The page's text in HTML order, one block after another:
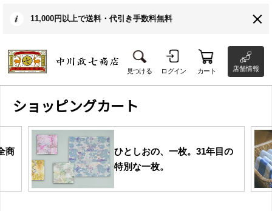
11,000円以上で送料・代引き手数料無料
見つける ログイン カート 店舗情報
ショッピングカート
商
ひとしおの、一枚。31年目の
特別な一枚。